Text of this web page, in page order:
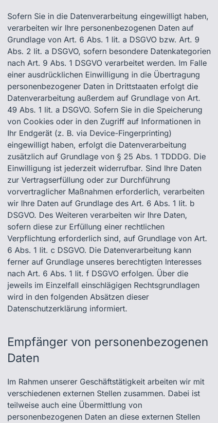
Sofern Sie in die Datenverarbeitung eingewilligt haben,
verarbeiten wir Ihre personenbezogenen Daten auf
Grundlage von Art. 6 Abs. 1 lit. a DSGVO bzw. Art. 9
Abs. 2 lit. a DSGVO, sofern besondere Datenkategorien
nach Art. 9 Abs. 1 DSGVO verarbeitet werden. Im Falle
einer ausdrücklichen Einwilligung in die Übertragung
personenbezogener Daten in Drittstaaten erfolgt die
Datenverarbeitung außerdem auf Grundlage von Art.
49 Abs. 1 lit. a DSGVO. Sofern Sie in die Speicherung
von Cookies oder in den Zugriff auf Informationen in
Ihr Endgerät (z. B. via Device-Fingerprinting)
eingewilligt haben, erfolgt die Datenverarbeitung
zusätzlich auf Grundlage von § 25 Abs. 1 TDDDG. Die
Einwilligung ist jederzeit widerrufbar. Sind Ihre Daten
zur Vertragserfüllung oder zur Durchführung
vorvertraglicher Maßnahmen erforderlich, verarbeiten
wir Ihre Daten auf Grundlage des Art. 6 Abs. 1 lit. b
DSGVO. Des Weiteren verarbeiten wir Ihre Daten,
sofern diese zur Erfüllung einer rechtlichen
Verpflichtung erforderlich sind, auf Grundlage von Art.
6 Abs. 1 lit. c DSGVO. Die Datenverarbeitung kann
ferner auf Grundlage unseres berechtigten Interesses
nach Art. 6 Abs. 1 lit. f DSGVO erfolgen. Über die
jeweils im Einzelfall einschlägigen Rechtsgrundlagen
wird in den folgenden Absätzen dieser
Datenschutzerklärung informiert.
Empfänger von personenbezogenen
Daten
Im Rahmen unserer Geschäftstätigkeit arbeiten wir mit
verschiedenen externen Stellen zusammen. Dabei ist
teilweise auch eine Übermittlung von
personenbezogenen Daten an diese externen Stellen